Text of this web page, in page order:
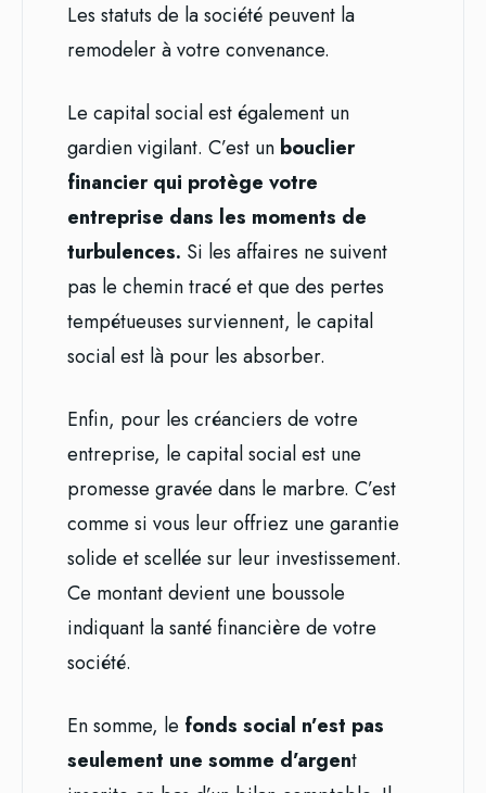
Les statuts de la société peuvent la
remodeler à votre convenance.
Le capital social est également un
gardien vigilant. C’est un bouclier
financier qui protège votre
entreprise dans les moments de
turbulences. Si les affaires ne suivent
pas le chemin tracé et que des pertes
tempétueuses surviennent, le capital
social est là pour les absorber.
Enfin, pour les créanciers de votre
entreprise, le capital social est une
promesse gravée dans le marbre. C’est
comme si vous leur offriez une garantie
solide et scellée sur leur investissement.
Ce montant devient une boussole
indiquant la santé financière de votre
société.
En somme, le fonds social n’est pas
seulement une somme d’argent